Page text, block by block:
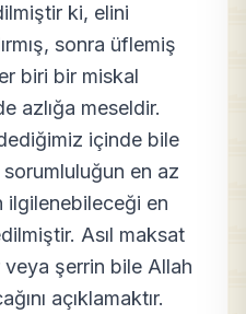
ki, elini
sonra üflemiş
biri bir miskal
azlığa meseldir.
içinde bile
en az
ilgilenebileceği en
Asıl maksat
veya şerrin bile Allah
açıklamaktır.